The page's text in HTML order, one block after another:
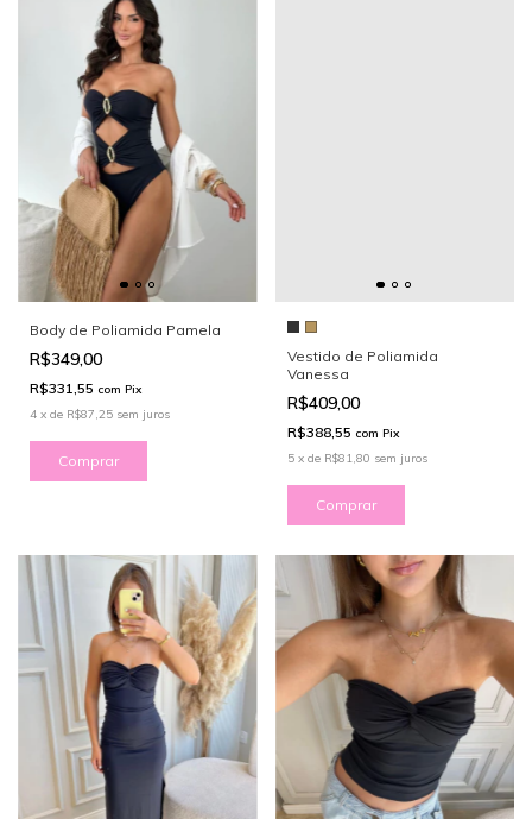
Body de Poliamida Pamela
R$349,00
R$331,55 com Pix
4 x de R$87,25 sem juros
Comprar
Vestido de Poliamida
Vanessa
R$409,00
R$388,55 com Pix
5 x de R$81,80 sem juros
Comprar